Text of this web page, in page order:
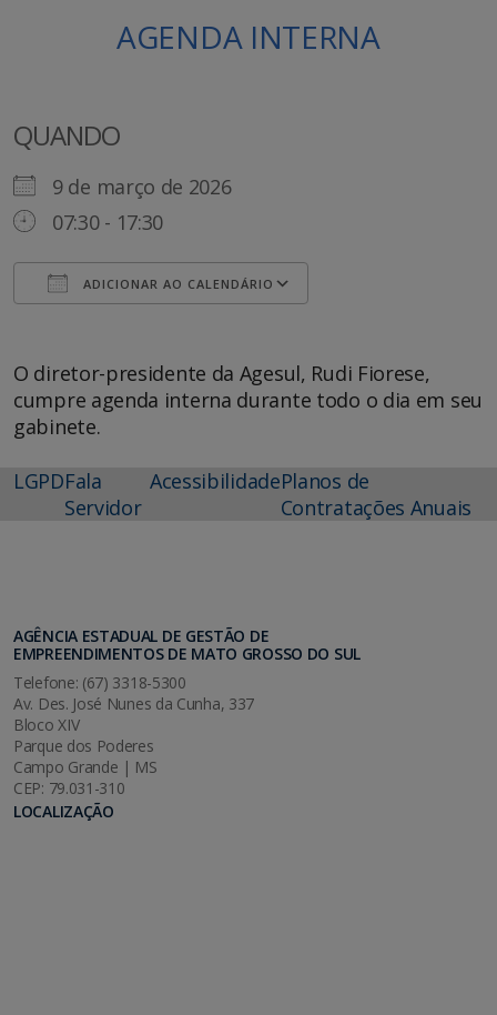
AGENDA INTERNA
QUANDO
9 de março de 2026
07:30 - 17:30
ADICIONAR AO CALENDÁRIO
O diretor-presidente da Agesul, Rudi Fiorese,
cumpre agenda interna durante todo o dia em seu
gabinete.
LGPDFala
Servidor
AcessibilidadePlanos de
Contratações Anuais
AGÊNCIA ESTADUAL DE GESTÃO DE
EMPREENDIMENTOS DE MATO GROSSO DO SUL
Telefone: (67) 3318-5300
Av. Des. José Nunes da Cunha, 337
Bloco XIV
Parque dos Poderes
Campo Grande | MS
CEP: 79.031-310
LOCALIZAÇÃO